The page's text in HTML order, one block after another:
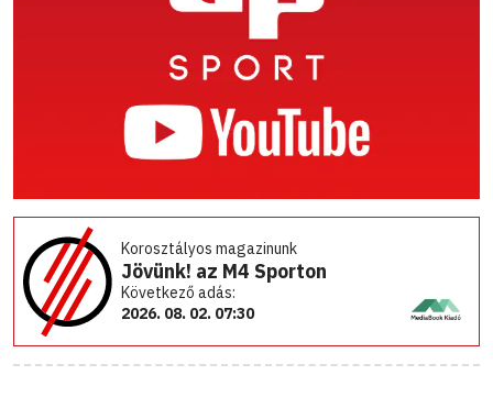
Korosztályos magazinunk
Jövünk! az M4 Sporton
Következő adás:
2026. 08. 02. 07:30